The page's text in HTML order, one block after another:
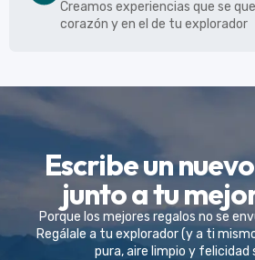
Creamos experiencias que se
corazón y en el de tu explorador
Escribe un
junto a tu
Porque los mejores regalos no se
Regálale a tu explorador (y a ti
pura, aire limpio y felicidad